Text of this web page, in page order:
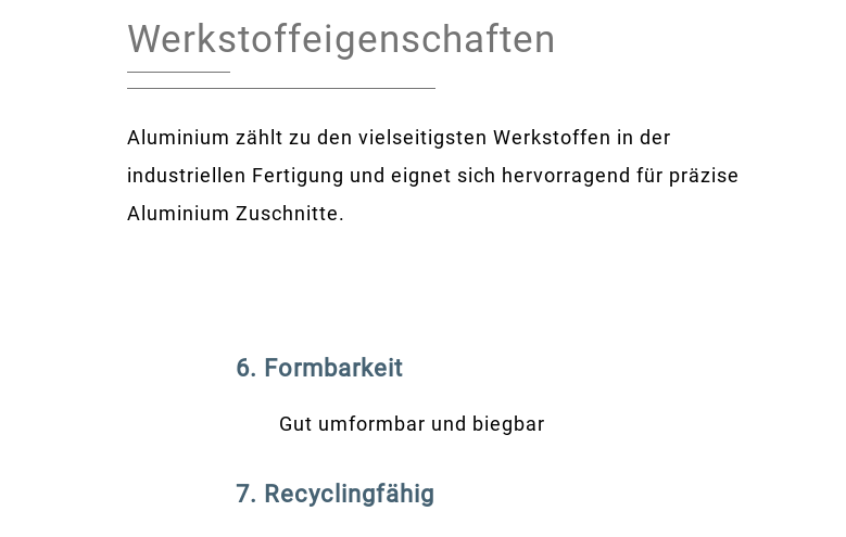
Werkstoffeigenschaften
Aluminium zählt zu den vielseitigsten Werkstoffen in der
industriellen Fertigung und eignet sich hervorragend für präzise
Aluminium Zuschnitte.
6. Formbarkeit
Gut umformbar und biegbar
7. Recyclingfähig